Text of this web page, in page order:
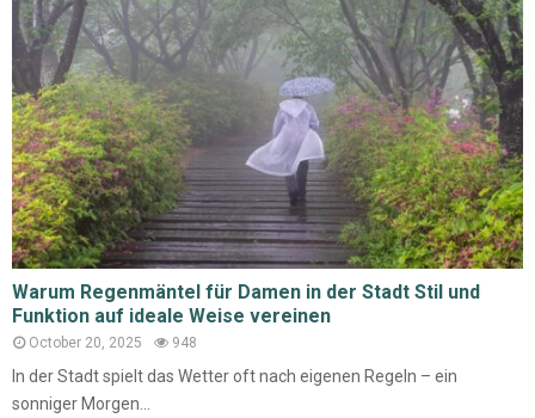
Warum Regenmäntel für Damen in der Stadt Stil und
Funktion auf ideale Weise vereinen
October 20, 2025 948
In der Stadt spielt das Wetter oft nach eigenen Regeln – ein
sonniger Morgen...